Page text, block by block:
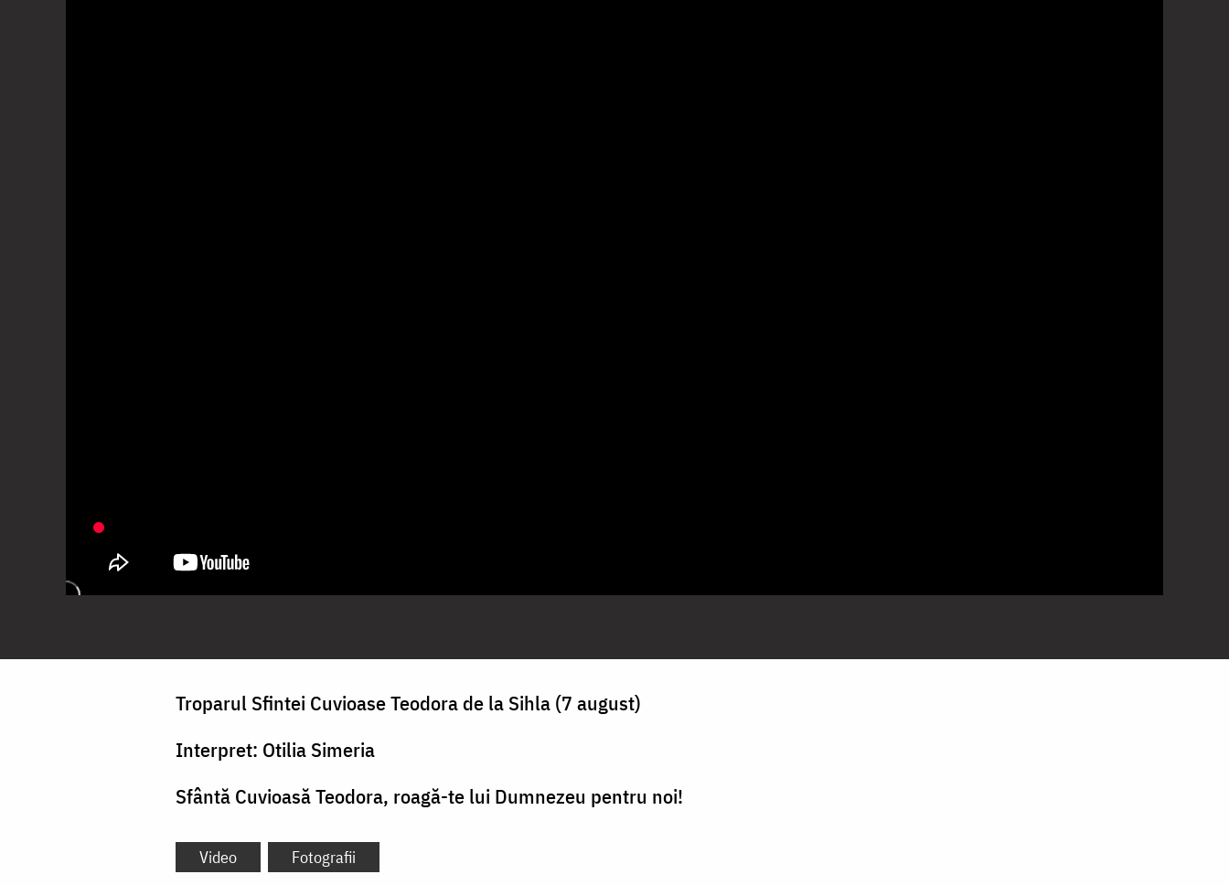
Troparul Sfintei Cuvioase Teodora de la Sihla (7 august)
Interpret: Otilia Simeria
Sfântă Cuvioasă Teodora, roagă-te lui Dumnezeu pentru noi!
Video Fotografii